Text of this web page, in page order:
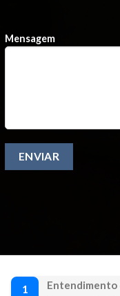
Mensagem
1 Entendimento